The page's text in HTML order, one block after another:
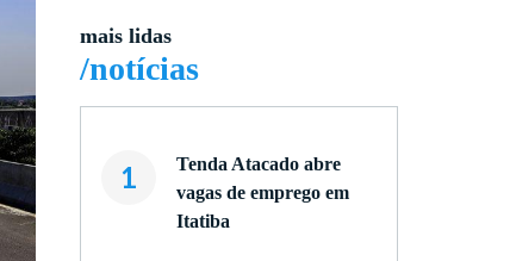
mais lidas
/notícias
1
Tenda Atacado abre
vagas de emprego em
Itatiba